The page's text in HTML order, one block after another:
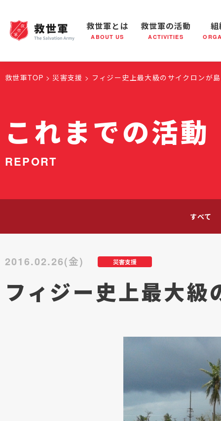
救世軍とは
ABOUT US
救世軍とは 世界が抱えている社会問題 救世軍
救世軍の活動
ACTIVITIES
救世軍の活動 社会鍋
組織概要
救世軍TOP 災害支援 フィジー史上最大級のサイクロンが
これまでの活動
REPORT
すべて
災害支援
2016.02.26(金)
フィジー史上最大